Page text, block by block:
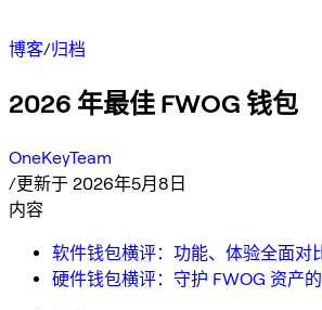
博客/归档
2026 年最佳 FWOG 钱包
OneKeyTeam
/更新于 2026年5月8日
内容
软件钱包横评：功能、体验全面对
硬件钱包横评：守护 FWOG 资产